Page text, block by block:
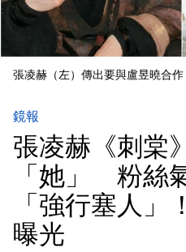
張凌赫（左）傳出要與盧昱曉合
鏡報
張凌赫《刺棠
「她」 粉絲
「強行塞人」
曝光